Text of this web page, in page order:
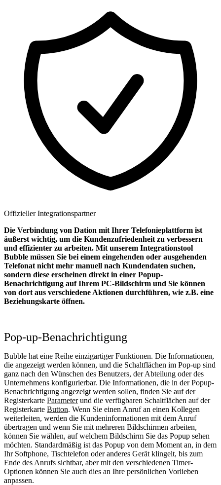
Offizieller Integrationspartner
Die Verbindung von Dation mit Ihrer Telefonieplattform ist
äußerst wichtig, um die Kundenzufriedenheit zu verbessern
und effizienter zu arbeiten. Mit unserem Integrationstool
Bubble müssen Sie bei einem eingehenden oder ausgehenden
Telefonat nicht mehr manuell nach Kundendaten suchen,
sondern diese erscheinen direkt in einer Popup-
Benachrichtigung auf Ihrem PC-Bildschirm und Sie können
von dort aus verschiedene Aktionen durchführen, wie z.B. eine
Beziehungskarte öffnen.
Pop-up-Benachrichtigung
Bubble hat eine Reihe einzigartiger Funktionen. Die Informationen,
die angezeigt werden können, und die Schaltflächen im Pop-up sind
ganz nach den Wünschen des Benutzers, der Abteilung oder des
Unternehmens konfigurierbar. Die Informationen, die in der Popup-
Benachrichtigung angezeigt werden sollen, finden Sie auf der
Registerkarte Parameterund die verfügbaren Schaltflächen auf der
Registerkarte Button. Wenn Sie einen Anruf an einen Kollegen
weiterleiten, werden die Kundeninformationen mit dem Anruf
übertragen und wenn Sie mit mehreren Bildschirmen arbeiten,
können Sie wählen, auf welchem Bildschirm Sie das Popup sehen
möchten. Standardmäßig ist das Popup von dem Moment an, in dem
Ihr Softphone, Tischtelefon oder anderes Gerät klingelt, bis zum
Ende des Anrufs sichtbar, aber mit den verschiedenen Timer-
Optionen können Sie auch dies an Ihre persönlichen Vorlieben
anpassen.